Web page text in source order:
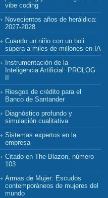
vibe coding
Novecientos años de heráldica:
2027-2028
Cuando un niño con un boli
supera a miles de millones en IA
Instrumentación de la
Inteligencia Artificial: PROLOG
Riesgos de crédito para el
Banco de Santander
Diagnóstico profundo y
simulación cualitativa
Sistemas expertos en la
empresa
Citado en The Blazon, número
103
Armas de Mujer: Escudos
contemporáneos de mujeres del
mundo